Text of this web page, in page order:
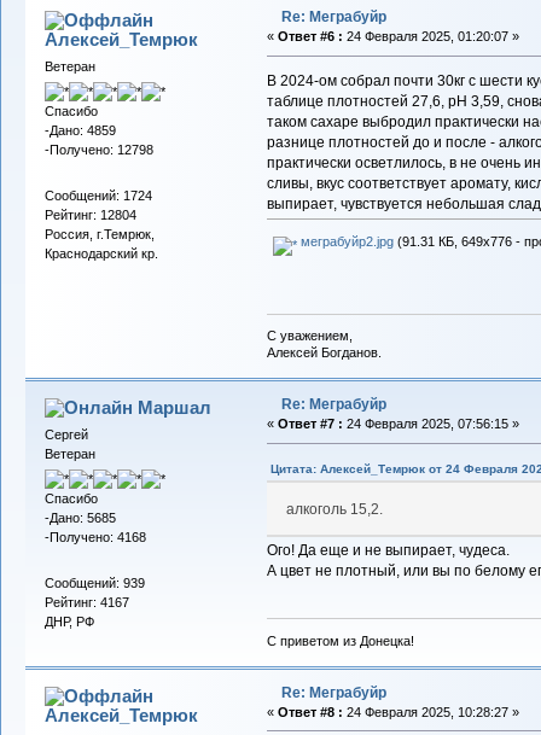
Алексей_Темрюк
Ветеран
Спасибо
-Дано: 4859
-Получено: 12798
Сообщений: 1724
Рейтинг: 12804
Россия, г.Темрюк,
Краснодарский кр.
Re: Меграбуйр
« Ответ #6 : 24 Февраля 2025, 01:20:07 »
В 2024-ом собрал почти 30кг с шести
таблице плотностей 27,6, pH 3,59,
таком сахаре выбродил практически
разнице плотностей до и после -
практически осветлилось, в не очень
сливы, вкус соответствует аромату,
выпирает, чувствуется небольшая
меграбуйр2.jpg(91.31 КБ, 649x776 -
С уважением,
Алексей Богданов.
Маршал
Сергей
Ветеран
Спасибо
-Дано: 5685
-Получено: 4168
Сообщений: 939
Рейтинг: 4167
ДНР, РФ
Re: Меграбуйр
« Ответ #7 : 24 Февраля 2025, 07:56:15 »
Цитата: Алексей_Темрюк от 24 Февраля
алкоголь 15,2.
Ого! Да еще и не выпирает, чудеса.
А цвет не плотный, или вы по белому
С приветом из Донецка!
Алексей_Темрюк
Re: Меграбуйр
« Ответ #8 : 24 Февраля 2025, 10:28:27 »